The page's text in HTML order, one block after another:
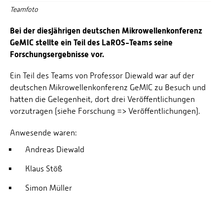
Teamfoto
Bei der diesjährigen deutschen Mikrowellenkonferenz
GeMIC stellte ein Teil des LaROS-Teams seine
Forschungsergebnisse vor.
Ein Teil des Teams von Professor Diewald war auf der
deutschen Mikrowellenkonferenz GeMIC zu Besuch und
hatten die Gelegenheit, dort drei Veröffentlichungen
vorzutragen (siehe Forschung => Veröffentlichungen).
Anwesende waren:
Andreas Diewald
Klaus Stöß
Simon Müller